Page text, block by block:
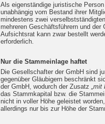
Als eigenständige juristische
unabhängig vom Bestand ihrer
mindestens zwei
mehreren Geschäftsführern und
Aufsichtsrat kann zwar bestellt
erforderlich.
Nur die Stammeinlage haftet
Die Gesellschafter der GmbH sind
gegenüber Gläubigern beschränkt
der GmbH, wodurch der Zusatz
das Stammkapital bzw. die
nicht in voller Höhe geleistet
allerdings nur bis zur Höhe der